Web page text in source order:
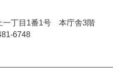
一丁目1番1号 本庁舎3階
6748